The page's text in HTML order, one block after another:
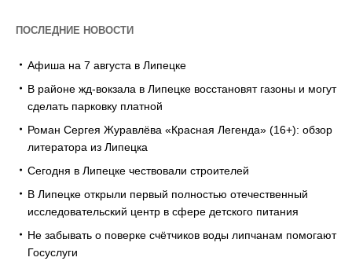
ПОСЛЕДНИЕ НОВОСТИ
Афиша на 7 августа в Липецке
В районе жд-вокзала в Липецке восстановят газоны и могут
сделать парковку платной
Роман Сергея Журавлёва «Красная Легенда» (16+): обзор
литератора из Липецка
Сегодня в Липецке чествовали строителей
В Липецке открыли первый полностью отечественный
исследовательский центр в сфере детского питания
Не забывать о поверке счётчиков воды липчанам помогают
Госуслуги